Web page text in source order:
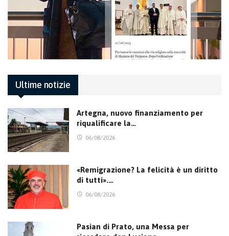
Ultime notizie
Artegna, nuovo finanziamento per
riqualificare la…
06/08/2026
«Remigrazione? La felicità è un diritto
di tutti».…
06/08/2026
Pasian di Prato, una Messa per